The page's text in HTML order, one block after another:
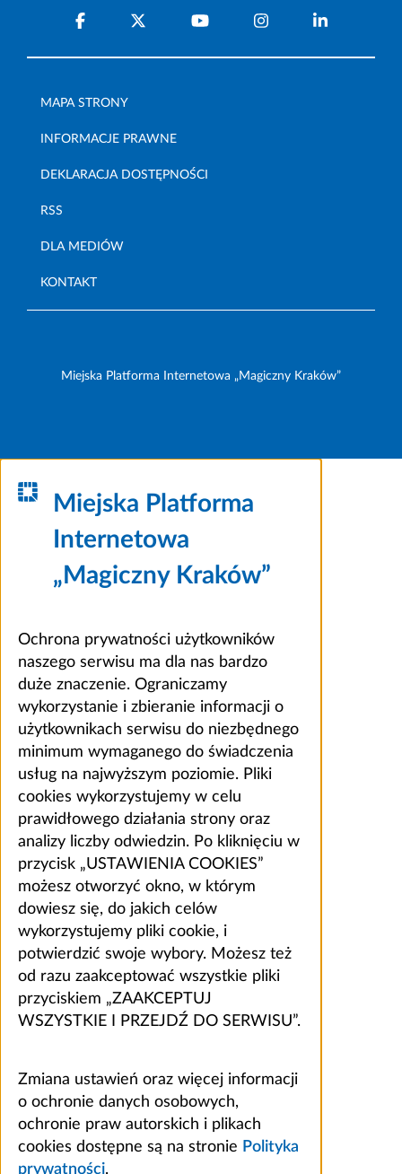
MAPA STRONY
INFORMACJE PRAWNE
DEKLARACJA DOSTĘPNOŚCI
RSS
DLA MEDIÓW
KONTAKT
Miejska Platforma Internetowa „Magiczny Kraków”
Miejska Platforma
Internetowa
„Magiczny Kraków”
Ochrona prywatności użytkowników
naszego serwisu ma dla nas bardzo
duże znaczenie. Ograniczamy
wykorzystanie i zbieranie informacji o
użytkownikach serwisu do niezbędnego
minimum wymaganego do świadczenia
usług na najwyższym poziomie. Pliki
cookies wykorzystujemy w celu
prawidłowego działania strony oraz
analizy liczby odwiedzin. Po kliknięciu w
przycisk „USTAWIENIA COOKIES”
możesz otworzyć okno, w którym
dowiesz się, do jakich celów
wykorzystujemy pliki cookie, i
potwierdzić swoje wybory. Możesz też
od razu zaakceptować wszystkie pliki
przyciskiem „ZAAKCEPTUJ
WSZYSTKIE I PRZEJDŹ DO SERWISU”.
Zmiana ustawień oraz więcej informacji
o ochronie danych osobowych,
ochronie praw autorskich i plikach
cookies dostępne są na stronie Polityka
prywatności.